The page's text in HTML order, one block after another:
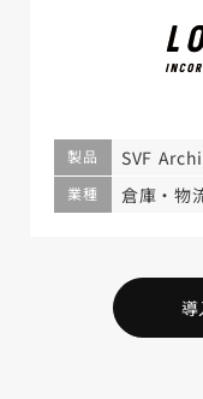
製品 SVF
業種 倉庫・物
導